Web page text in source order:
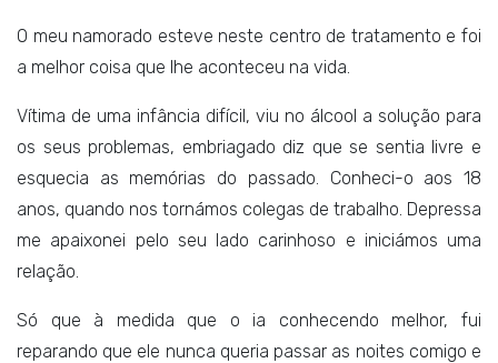
O meu namorado esteve neste centro de tratamento e foi
a melhor coisa que lhe aconteceu na vida.
Vítima de uma infância difícil, viu no álcool a solução para
os seus problemas, embriagado diz que se sentia livre e
esquecia as memórias do passado. Conheci-o aos 18
anos, quando nos tornámos colegas de trabalho. Depressa
me apaixonei pelo seu lado carinhoso e iniciámos uma
relação.
Só que à medida que o ia conhecendo melhor, fui
reparando que ele nunca queria passar as noites comigo e